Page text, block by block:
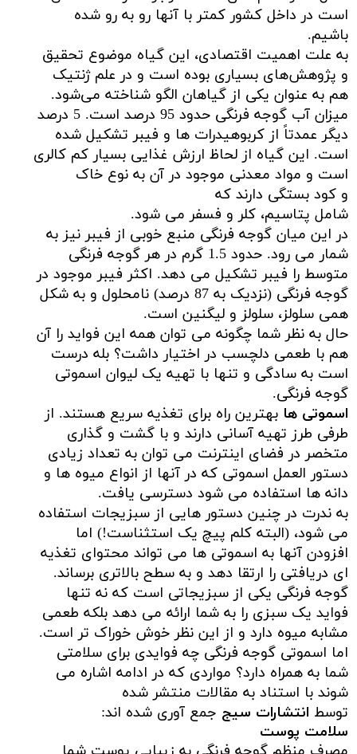
است در داخل کشور کمتر با آنها رو به رو شده
باشیم.
به علت اهمیت اقتصادی، این گیاه موضوع تحقیق
و پژوهش‌های بسیاری بوده است و در علم ژنتیک
هم به ‌عنوان یکی از گیاهان الگو شناخته می‌شود.
میزان آب گوجه فرنگی حدود 95 درصد است. 5 درصد
دیگر عمدتاً از کربوهیدرات ها و فیبر تشکیل شده
است. این گیاه از لحاظ ارزش غذایی بسیار کم‌ کالری
است و مواد معدنی موجود در آن به نوع خاک
و کود بستگی دارند که
شامل پتاسیم، کلر و فسفر می شود.
در این میان گوجه فرنگی منبع خوبی از فیبر نیز به
شمار می رود. حدود 1.5 گرم در هر گوجه فرنگی
متوسط را فیبر تشکیل می دهد. اکثر فیبر موجود در
گوجه فرنگی (نزدیک به 87 درصد) نامحلول و به شکل
همی سلولز، سلولز و لیگنین است.
حال به نظر شما چگونه می توان همه این فواید را آن
هم با طعمی دلچسب در اختیار داشت؟ بله درست
است به سادگی و تنها با تهیه یک لیوان اسموتی
گوجه فرنگی.
اسموتی ها بهترین راه برای تغذیه سریع هستند. از
طرفی طرز تهیه آسانی دارند و با گشت و گذاری
متخصر در فضای اینترنت می توان به تعداد زیادی
دستور العمل اسموتی که در آنها از انواع میوه ها و
دانه ها استفاده می شود دسترسی یافت.
به ندرت در چنین دستور هایی از سبزیجات استفاده
می شود، (البته کلم پیچ یک استثناست!) اما
افزودن آنها به اسموتی ها می تواند محتوای تغذیه
ای دریافتی را ارتقا دهد و به سطح بالاتری برساند.
گوجه فرنگی یکی از سبزیجاتی است که نه تنها
فواید یک سبزی را به شما ارائه می دهد بلکه طعمی
مشابه میوه دارد و از این نظر خوش خوراک تر است.
اما اسموتی گوجه فرنگی چه فوایدی برای سلامتی
شما به همراه دارد؟ مواردی که در ادامه اشاره می
شوند با استناد به مقالات منتشر شده
توسط انتشارات سیج جمع آوری شده اند:
سلامت پوست